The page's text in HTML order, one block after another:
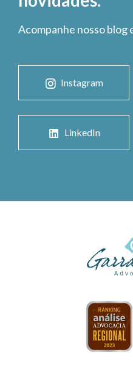
Acompanhe nosso blog
Instagram
LinkedIn